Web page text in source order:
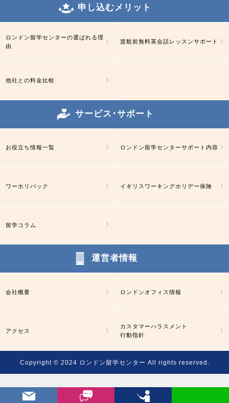
申し込むメリット
ロンドン留学センターの選ばれる理
由
渡航前無料英会話レッスンサポート
他社との料金比較
サービス･サポート
お役立ち情報一覧 ロンドン留学センターサポート内容
ワーホリパック イギリスワーキングホリデー保険
留学コラム
運営者情報
会社概要 ロンドンオフィス情報
アクセス
カスタマーハラスメント
行動指針
Copyright © 2024 ロンドン留学センター All rights reserved.